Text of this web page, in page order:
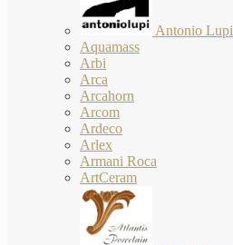
Antonio Lupi
Aquamass
Arbi
Arca
Arcahorn
Arcom
Ardeco
Arlex
Armani Roca
ArtCeram